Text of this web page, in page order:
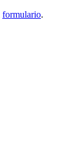
formulario.